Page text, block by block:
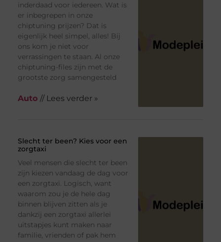
inderdaad voor iedereen. Wat is
er inbegrepen in onze
chiptuning prijzen? Dat is
eigenlijk heel simpel, alles! Bij
ons kom je niet voor
verrassingen te staan. Al onze
chiptuning-files zijn met de
grootste zorg samengesteld
Auto // Lees verder »
Slecht ter been? Kies voor een
zorgtaxi
Veel mensen die slecht ter been
zijn kiezen vandaag de dag voor
een zorgtaxi. Logisch, want
waarom zou je de hele dag
binnen blijven zitten als je
dankzij een zorgtaxi allerlei
uitstapjes kunt maken naar
familie, vrienden of pak hem